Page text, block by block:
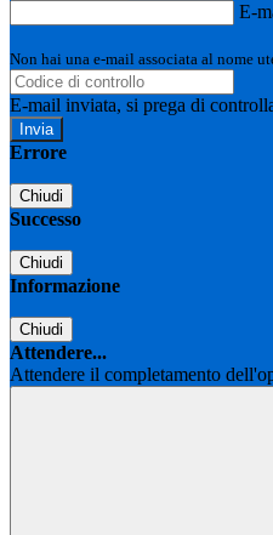
E-
Non hai una e-mail associata al nome
E-mail inviata, si prega di
Errore
Chiudi
Successo
Chiudi
Informazione
Chiudi
Attendere...
Attendere il completamento